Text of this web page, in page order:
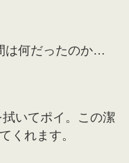
は何だったのか…
いてポイ。この潔
くれます。